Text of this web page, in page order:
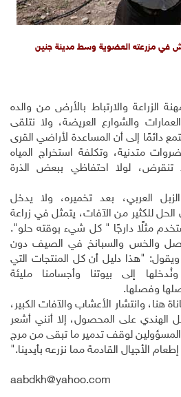
في مزرعته العضوية وسط مدينة جنين
الزراعة والارتباط بالأرض من والده
والشوارع العريضة، ولا نتلقى
دائمًا إلى أن المساعدة لأراضي القرى
متدنية، وتكلفة استخراج المياه
تنقرض، لولا احتفاظي ببعض الذرة
العربي، بعد تخميره، ولا يدخل
الحل للكثير من الآفات، يتمثل في زراعة
مثلًا دارجًا " كل شيء بوقته حلو".
والخس والسبانخ في الصيف دون
ويقول: "هذا دليل أن كل المنتجات التي
إلى بيوتنا وأجسامنا مليئة
وفصلها.
هنا، وانتشار الأعشاب والآفات الكبير،
الهندي على المحصول، إلا أنني أشعر
لوقف تدمير ما تبقى من مرج
الأجيال القادمة مما نزرعه بأيدينا."
aabdkh@yahoo.com